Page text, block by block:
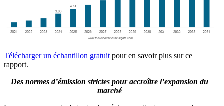
Télécharger un échantillon gratuitpour en savoir plus sur ce
rapport.
Des normes d’émission strictes pour accroître l’expansion du
marché